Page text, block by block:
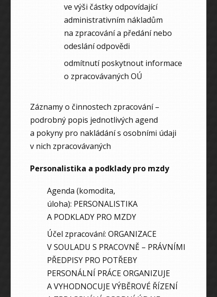
ve výši částky odpovídající
administrativním nákladům
na zpracování a předání nebo
odeslání odpovědi
odmítnutí poskytnout informace
o zpracovávaných OÚ
Záznamy o činnostech zpracování –
podrobný popis jednotlivých agend
a pokyny pro nakládání s osobními údaji
v nich zpracovávaných
Personalistika a podklady pro mzdy
Agenda (komodita,
úloha): PERSONALISTIKA
A PODKLADY PRO MZDY
Účel zpracování: ORGANIZACE
V SOULADU S PRACOVNĚ – PRÁVNÍMI
PŘEDPISY PRO POTŘEBY
PERSONÁLNÍ PRÁCE ORGANIZUJE
A VYHODNOCUJE VÝBĚROVÉ ŘÍZENÍ